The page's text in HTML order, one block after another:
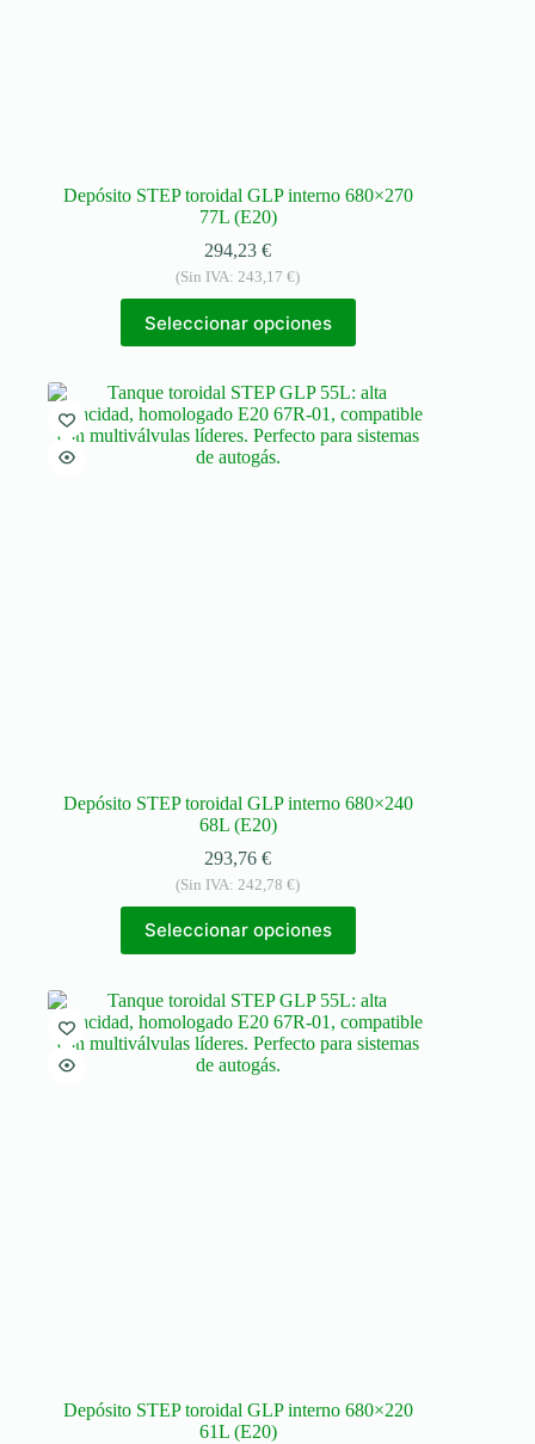
Depósito STEP toroidal GLP interno 680×270
77L (E20)
294,23€
(Sin IVA:243,17€)
Seleccionar opciones
Depósito STEP toroidal GLP interno 680×240
68L (E20)
293,76€
(Sin IVA: 242,78€)
Seleccionar opciones
Depósito STEP toroidal GLP interno 680×220
61L (E20)